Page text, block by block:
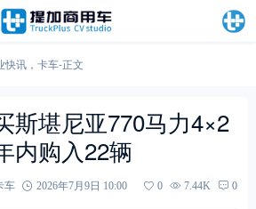
快讯， 卡车-正文
斯堪尼亚770马力4×2
内购入22辆
车 2026年7月9日 10:00 0 7.44K 0